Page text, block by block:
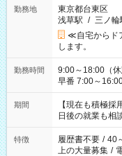
勤務地
東京都台東区
浅草駅 / 三ノ輪
≪自宅からド
します。
勤務時間
9:00～18:00（休憩60分） ■ご希望があ
早番 7:00～16:00 遅番
い」 「余裕を持
たくない」 など、
の方へ 今ご覧の
の勤務時間。 合
期間
【現在も積極
日後の就業も相
特徴 履歴書不要 / 40
上の大量募集 /